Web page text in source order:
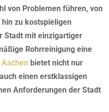
von Problemen führen, von
zu kostspieligen
Stadt mit einzigartiger
Rohrreinigung eine
bietet nicht nur
einen erstklassigen
Anforderungen der Stadt